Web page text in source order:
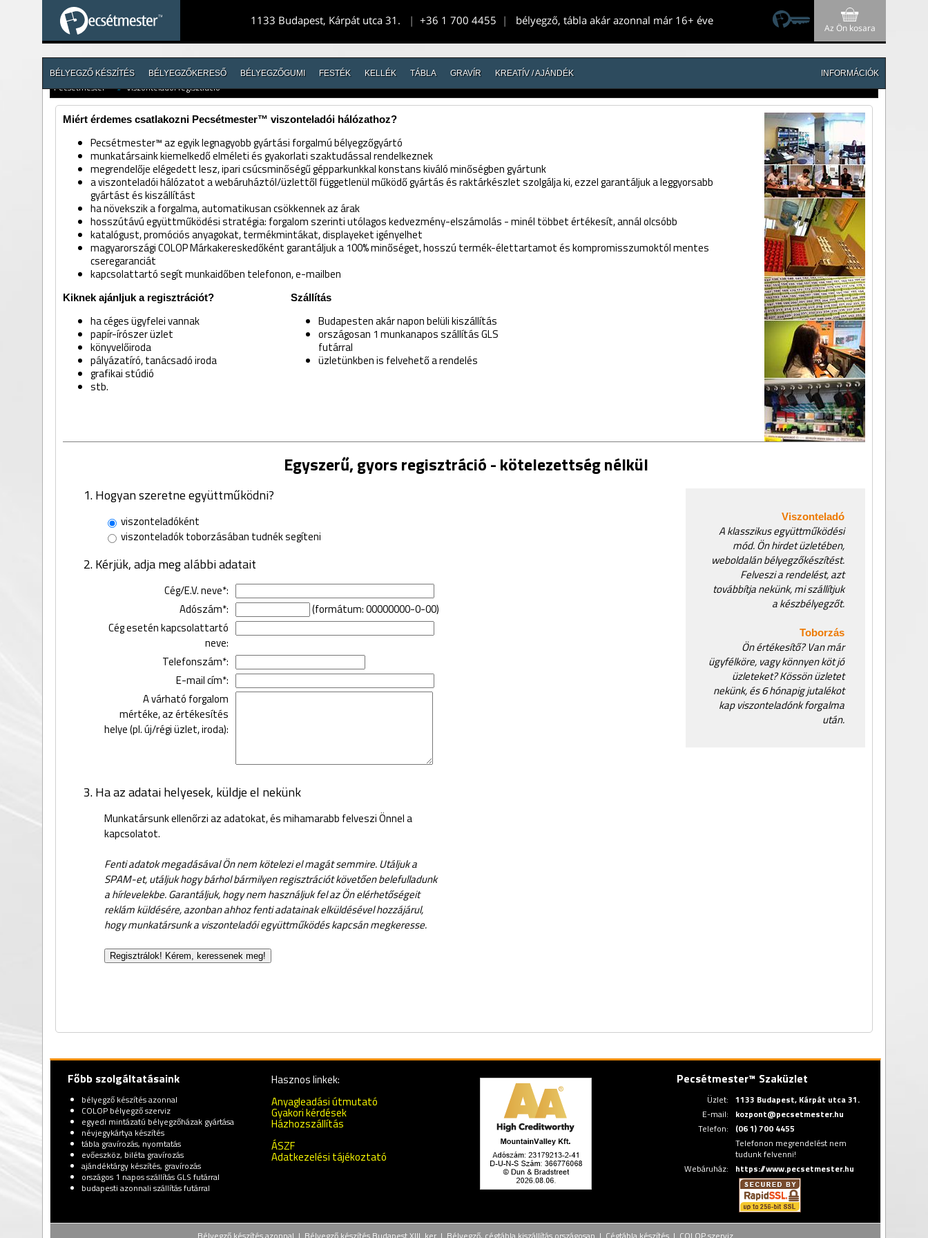
Az Ön kosara
1133 Budapest, Kárpát utca 31. | +36 1 700 4455 | bélyegző, tábla akár azonnal már 16+ éve
BÉLYEGZŐ KÉSZÍTÉS BÉLYEGZŐKERESŐ BÉLYEGZŐGUMI FESTÉK KELLÉK TÁBLA GRAVÍR KREATÍV / AJÁNDÉK INFORMÁCIÓK
Pecsétmester™ // Viszonteladói regisztráció
Miért érdemes csatlakozni Pecsétmester™ viszonteladói hálózathoz?
Pecsétmester™ az egyik legnagyobb gyártási forgalmú bélyegzőgyártó
munkatársaink kiemelkedő elméleti és gyakorlati szaktudással rendelkeznek
megrendelője elégedett lesz, ipari csúcsminőségű gépparkunkkal konstans kiváló minőségben gyártunk
a viszonteladói hálózatot a webáruháztól/üzlettől függetlenül működő gyártás és raktárkészlet szolgálja ki, ezzel garantáljuk a leggyorsabb
gyártást és kiszállítást
ha növekszik a forgalma, automatikusan csökkennek az árak
hosszútávú együttműködési stratégia: forgalom szerinti utólagos kedvezmény-elszámolás - minél többet értékesít, annál olcsóbb
katalógust, promóciós anyagokat, termékmintákat, displayeket igényelhet
magyarországi COLOP Márkakereskedőként garantáljuk a 100% minőséget, hosszú termék-élettartamot és kompromisszumoktól mentes
cseregaranciát
kapcsolattartó segít munkaidőben telefonon, e-mailben
Kiknek ajánljuk a regisztrációt?
ha céges ügyfelei vannak
papír-írószer üzlet
könyvelőiroda
pályázatíró, tanácsadó iroda
grafikai stúdió
stb.
Szállítás
Budapesten akár napon belüli kiszállítás
országosan 1 munkanapos szállítás GLS
futárral
üzletünkben is felvehető a rendelés
Egyszerű, gyors regisztráció - kötelezettség nélkül
Viszonteladó
A klasszikus együttműködési
mód. Ön hirdet üzletében,
weboldalán bélyegzőkészítést.
Felveszi a rendelést, azt
továbbítja nekünk, mi szállítjuk
a készbélyegzőt.
Toborzás
Ön értékesítő? Van már
ügyfélköre, vagy könnyen köt jó
üzleteket? Kössön üzletet
nekünk, és 6 hónapig jutalékot
kap viszonteladónk forgalma
után.
1. Hogyan szeretne együttműködni?
viszonteladóként
viszonteladók toborzásában tudnék segíteni
2. Kérjük, adja meg alábbi adatait
Cég/E.V. neve*:
Adószám*:
(formátum: 00000000-0-00)
Cég esetén kapcsolattartó
neve:
Telefonszám*:
E-mail cím*:
A várható forgalom
mértéke, az értékesítés
helye (pl. új/régi üzlet, iroda):
3. Ha az adatai helyesek, küldje el nekünk
Munkatársunk ellenőrzi az adatokat, és mihamarabb felveszi Önnel a
kapcsolatot.
Fenti adatok megadásával Ön nem kötelezi el magát semmire. Utáljuk a
SPAM-et, utáljuk hogy bárhol bármilyen regisztrációt követően belefulladunk
a hírlevelekbe. Garantáljuk, hogy nem használjuk fel az Ön elérhetőségeit
reklám küldésére, azonban ahhoz fenti adatainak elküldésével hozzájárul,
hogy munkatársunk a viszonteladói együttműködés kapcsán megkeresse.
Pecsétmester™ Szaküzlet
Üzlet: 1133 Budapest, Kárpát utca 31.
E-mail:
kozpont@pecsetmester.hu
Telefon:
(06 1) 700 4455
Telefonon megrendelést nem
tudunk felvenni!
Webáruház:
https://www.pecsetmester.hu
Főbb szolgáltatásaink
bélyegző készítés azonnal
COLOP bélyegző szerviz
egyedi mintázatú bélyegzőházak gyártása
névjegykártya készítés
tábla gravírozás, nyomtatás
evőeszköz, biléta gravírozás
ajándéktárgy készítés, gravírozás
országos 1 napos szállítás GLS futárral
budapesti azonnali szállítás futárral
Hasznos linkek:
Anyagleadási útmutató
Gyakori kérdések
Házhozszállítás
ÁSZF
Adatkezelési tájékoztató